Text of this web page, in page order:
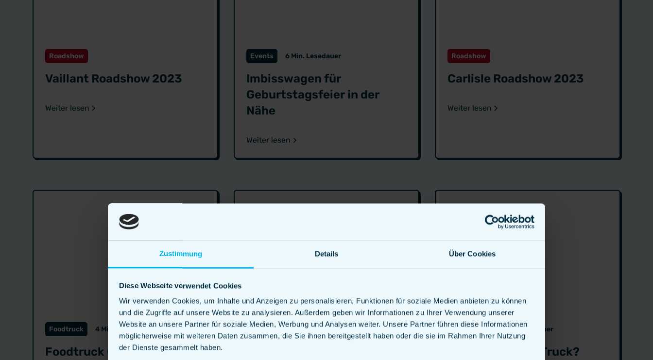
Zustimmung Details Über Cookies
Diese Webseite verwendet Cookies
Wir verwenden Cookies, um Inhalte und Anzeigen zu personalisieren, Funktionen für soziale Medien anbieten zu können
und die Zugriffe auf unsere Website zu analysieren. Außerdem geben wir Informationen zu Ihrer Verwendung unserer
Website an unsere Partner für soziale Medien, Werbung und Analysen weiter. Unsere Partner führen diese Informationen
möglicherweise mit weiteren Daten zusammen, die Sie ihnen bereitgestellt haben oder die sie im Rahmen Ihrer Nutzung
der Dienste gesammelt haben.
Roadshow
Vaillant Roadshow 2023
Weiter lesen
Events 6 Min. Lesedauer
Imbisswagen für
Geburtstagsfeier in der
Nähe
Weiter lesen
Roadshow
Carlisle Roadshow 2023
Weiter lesen
Foodtruck 4 Min. Lesedauer
Foodtruck Catering mieten
Events 2 Min. Lesedauer Foodtruck 6 Min. Lesedauer
Was ist ein Food Truck?